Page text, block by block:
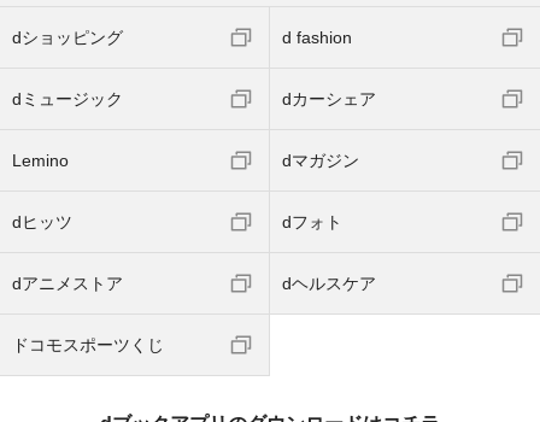
dショッピング d fashion
dミュージック dカーシェア
Lemino dマガジン
dヒッツ dフォト
dアニメストア dヘルスケア
ドコモスポーツくじ